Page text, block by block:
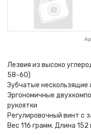
Лезвия из высоко
58-60)
Зубчатые нескользящие
Эргономичные
рукоятки
Регулировочный винт с
Вес 116 грамм. Длина 152